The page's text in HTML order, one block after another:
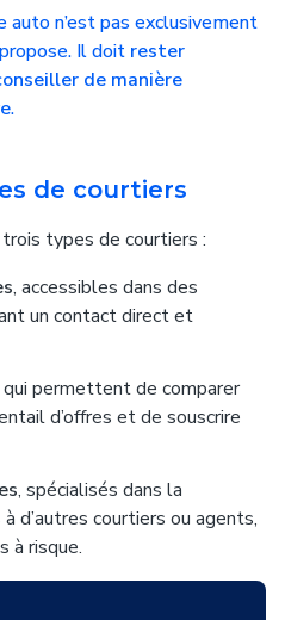
auto n’est pas exclusivement
Il doit rester
de manière
.
de courtiers
types de courtiers :
, accessibles dans des
un contact direct et
qui permettent de comparer
d’offres et de souscrire
, spécialisés dans la
d’autres courtiers ou agents,
à risque.